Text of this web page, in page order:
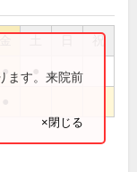
祝
●ます。来院前
×閉じる